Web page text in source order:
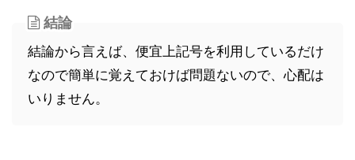
結論
結論から言えば、便宜上記号を利用しているだけ
なので簡単に覚えておけば問題ないので、心配は
いりません。